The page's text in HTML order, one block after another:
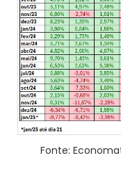
Fonte: